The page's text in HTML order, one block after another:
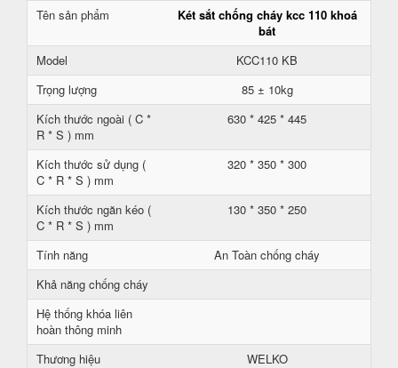
Tên sản phẩm
Két sắt chống cháy kcc 110 khoá
bát
Model
KCC110 KB
Trọng lượng
85 ± 10kg
Kích thước ngoài ( C *
R * S ) mm
630 * 425 * 445
Kích thước sử dụng (
C * R * S ) mm
320 * 350 * 300
Kích thước ngăn kéo (
C * R * S ) mm
130 * 350 * 250
Tính năng
An Toàn chống cháy
Khả năng chống cháy
Hệ thống khóa liên
hoàn thông minh
Thương hiệu
WELKO